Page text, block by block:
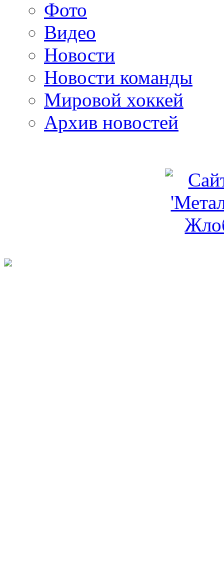
Фото
Видео
Новости
Новости команды
Мировой хоккей
Архив новостей